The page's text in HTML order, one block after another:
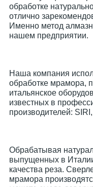
обработке
отлично
Именно метод
нашем предприятии.
Наша компания
обработке мрамора,
итальянское
известных в
производителей:
Обрабатывая
выпущенных в
качества реза.
мрамора